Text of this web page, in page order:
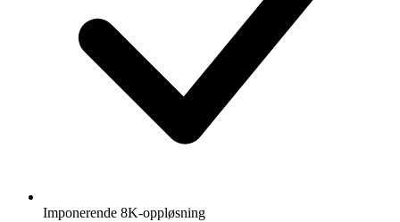
Imponerende 8K-oppløsning